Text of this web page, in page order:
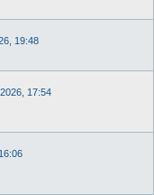
19:48
17:54